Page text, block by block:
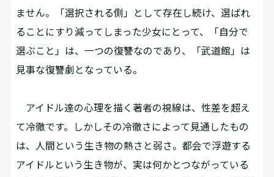
ません。「選択される側」として存在し続け、選ばれ
ることにすり減ってしまった少女にとって、「自分で
選ぶこと」は、一つの復讐なのであり、「武道館」は
見事な復讐劇となっている。
アイドル達の心理を描く著者の視線は、性差を超え
て冷徹です。しかしその冷徹さによって見通したもの
は、人間という生き物の熱さと弱さ。都会で浮遊する
アイドルという生き物が、実は何かとつながっている